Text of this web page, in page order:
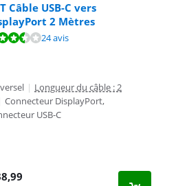
Câble USB-C vers
2 Mètres
sur 24 avis.24 avis
| Longueur du câble : 2
Connecteur DisplayPort,
USB-C